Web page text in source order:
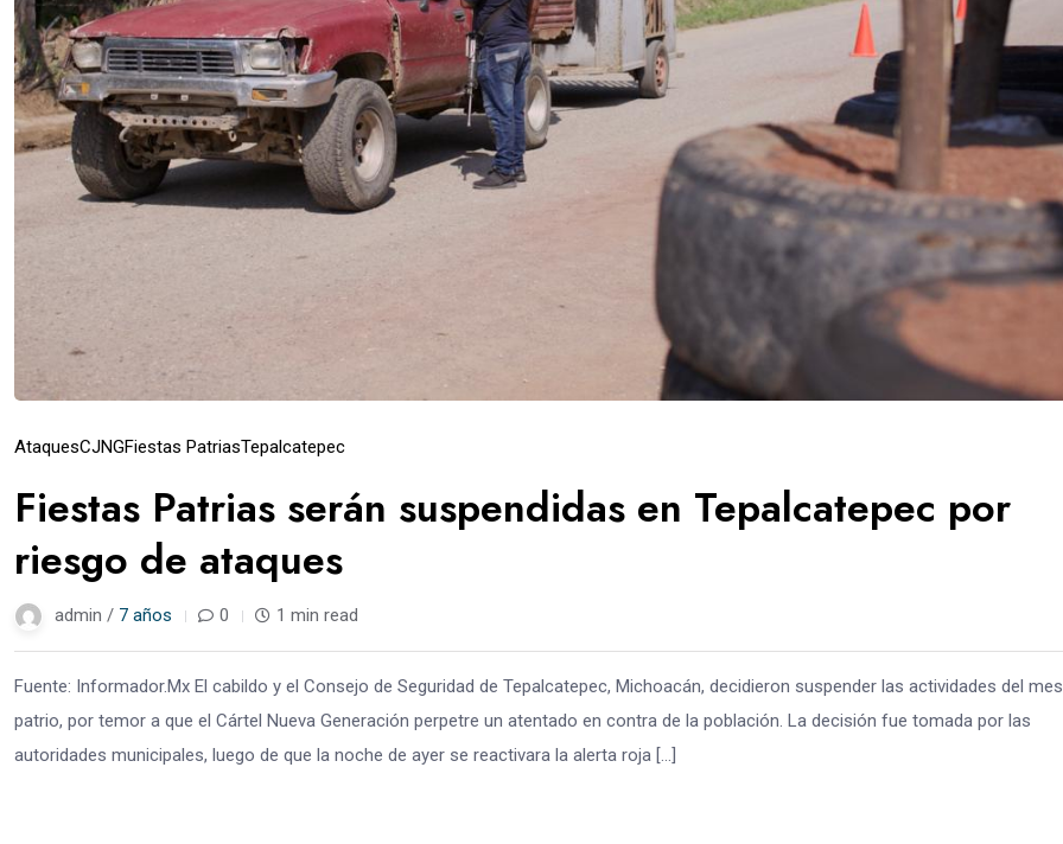
AtaquesCJNGFiestas PatriasTepalcatepec
Fiestas Patrias serán suspendidas en Tepalcatepec por
riesgo de ataques
admin / 7 años 0 1 min read
Fuente: Informador.Mx El cabildo y el Consejo de Seguridad de Tepalcatepec, Michoacán, decidieron suspender las actividades del mes
patrio, por temor a que el Cártel Nueva Generación perpetre un atentado en contra de la población. La decisión fue tomada por las
autoridades municipales, luego de que la noche de ayer se reactivara la alerta roja […]